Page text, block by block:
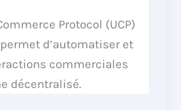
Protocol (UCP)
d’automatiser et
commerciales
décentralisé.